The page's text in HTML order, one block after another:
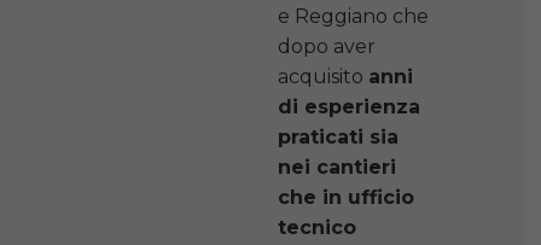
e Reggiano che
dopo aver
acquisito anni
di esperienza
praticati sia
nei cantieri
che in ufficio
tecnico